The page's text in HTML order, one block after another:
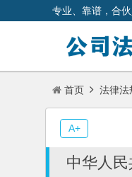
专业、靠谱，合
首页 法律法
中华人
A+